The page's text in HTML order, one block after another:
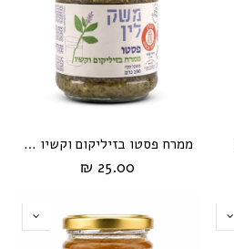
ממרח פסטו בזיליקום וקשיו 190 גרם
25.00 ₪